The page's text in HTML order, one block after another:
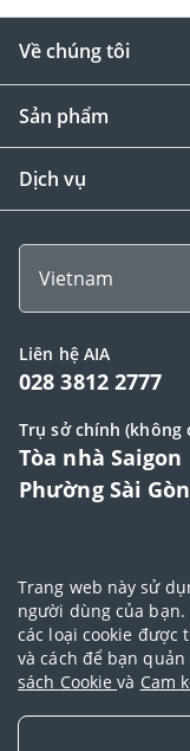
Về chúng tôi
Sản phẩm
Dịch vụ
Vietnam
Liên hệ AIA
028 3812 2777
Trụ sở chính (không
Tòa nhà Saigon
Phường Sài
Đại lý Ngoại hạng AIA|
sách bảo vệ dữ liệu cá
Điều khoản và điều kiện
Trang web này sử
người dùng của
các loại cookie được
và cách để bạn
sách Cookievà Cam